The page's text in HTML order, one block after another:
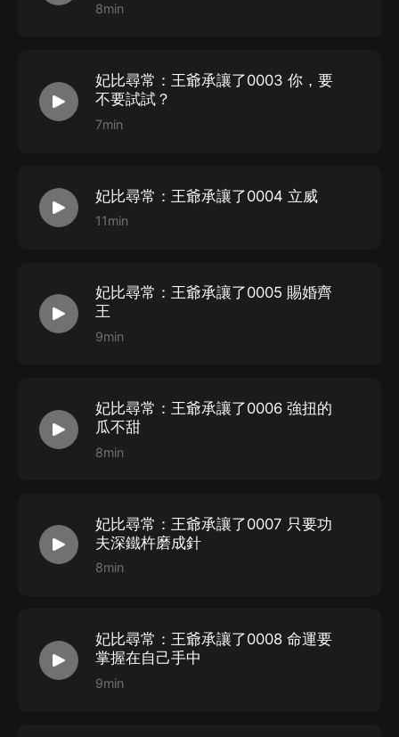
8min
妃比尋常：王爺承讓了0003 你，要
不要試試？
7min
妃比尋常：王爺承讓了0004 立威
11min
妃比尋常：王爺承讓了0005 賜婚齊
王
9min
妃比尋常：王爺承讓了0006 強扭的
瓜不甜
8min
妃比尋常：王爺承讓了0007 只要功
夫深鐵杵磨成針
8min
妃比尋常：王爺承讓了0008 命運要
掌握在自己手中
9min